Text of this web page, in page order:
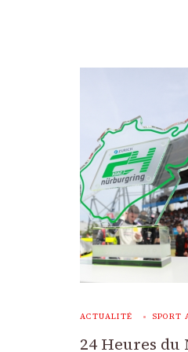
ACTUALITÉ SPORT
24 Heures